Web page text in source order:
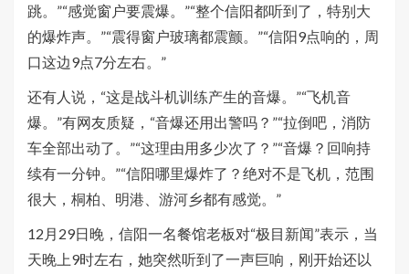
跳。”“感觉窗户要震爆。”“整个信阳都听到了，特别大
的爆炸声。”“震得窗户玻璃都震颤。”“信阳9点响的，周
口这边9点7分左右。”
还有人说，“这是战斗机训练产生的音爆。”“飞机音
爆。”有网友质疑，“音爆还用出警吗？”“拉倒吧，消防
车全部出动了。”“这理由用多少次了？”“音爆？回响持
续有一分钟。”“信阳哪里爆炸了？绝对不是飞机，范围
很大，桐柏、明港、游河乡都有感觉。”
12月29日晚，信阳一名餐馆老板对“极目新闻”表示，当
天晚上9时左右，她突然听到了一声巨响，刚开始还以